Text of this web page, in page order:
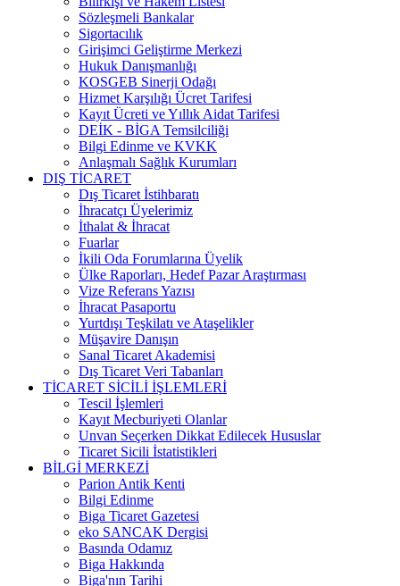
Sözleşmeli Bankalar
Sigortacılık
Girişimci Geliştirme Merkezi
Hukuk Danışmanlığı
KOSGEB Sinerji Odağı
Hizmet Karşılığı Ücret Tarifesi
Kayıt Ücreti ve Yıllık Aidat Tarifesi
DEİK - BİGA Temsilciliği
Bilgi Edinme ve KVKK
Anlaşmalı Sağlık Kurumları
DIŞ TİCARET
Dış Ticaret İstihbaratı
İhracatçı Üyelerimiz
İthalat & İhracat
Fuarlar
İkili Oda Forumlarına Üyelik
Ülke Raporları, Hedef Pazar Araştırması
Vize Referans Yazısı
İhracat Pasaportu
Yurtdışı Teşkilatı ve Ataşelikler
Müşavire Danışın
Sanal Ticaret Akademisi
Dış Ticaret Veri Tabanları
TİCARET SİCİLİ İŞLEMLERİ
Tescil İşlemleri
Kayıt Mecburiyeti Olanlar
Unvan Seçerken Dikkat Edilecek Hususlar
Ticaret Sicili İstatistikleri
BİLGİ MERKEZİ
Parion Antik Kenti
Bilgi Edinme
Biga Ticaret Gazetesi
eko SANCAK Dergisi
Basında Odamız
Biga Hakkında
Biga'nın Tarihi